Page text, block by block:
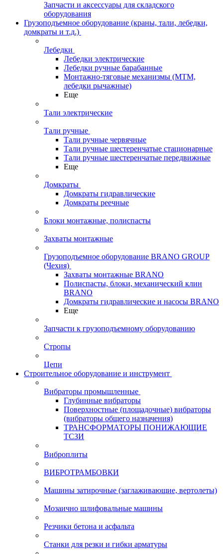
Запчасти и аксессуары для складского
оборудования
Грузоподъемное оборудование (краны, тали, лебедки,
домкраты и т.д.)
Лебедки
Лебедки электрические
Лебедки ручные барабанные
Монтажно-тяговые механизмы (МТМ,
лебедки рычажные)
Еще
Тали электрические
Тали ручные
Тали ручные червячные
Тали ручные шестеренчатые стационарные
Тали ручные шестеренчатые передвижные
Еще
Домкраты
Домкраты гидравлические
Домкраты реечные
Блоки монтажные, полиспасты
Захваты монтажные
Грузоподъемное оборудование BRANO GROUP
(Чехия)
Захваты монтажные BRANO
Полиспасты, блоки, механический клин
BRANO
Домкраты гидравлические и насосы BRANO
Еще
Запчасти к грузоподъемному оборудованию
Стропы
Цепи
Строительное оборудование и инструмент
Вибраторы промышленные
Глубинные вибраторы
Поверхностные (площадочные) вибраторы
(вибраторы общего назначения)
ТРАНСФОРМАТОРЫ ПОНИЖАЮЩИЕ
ТСЗИ
Виброплиты
ВИБРОТРАМБОВКИ
Машины затирочные (заглаживающие, вертолеты)
Мозаично шлифовальные машины
Резчики бетона и асфальта
Станки для резки и гибки арматуры